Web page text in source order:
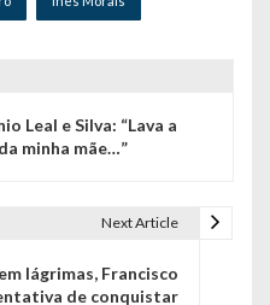
Leal e Silva: “Lava a
minha mãe…”
Next Article
lágrimas, Francisco
de conquistar